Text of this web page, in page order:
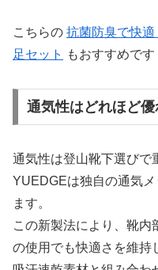
こちらの 抗菌防臭で快
足セット
もおすすめです
通気性はどれほど優
通気性は登山靴下選びで
YUEDGEは独自の通気
ます。
この新製法により、靴内
の使用でも快適さを維持